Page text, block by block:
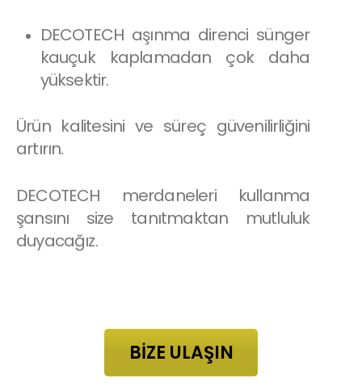
DECOTECH aşınma direnci sünger
kauçuk kaplamadan çok daha
yüksektir.
Ürün kalitesini ve süreç güvenilirliğini
artırın.
DECOTECH merdaneleri kullanma
şansını size tanıtmaktan mutluluk
duyacağız.
BİZE ULAŞIN